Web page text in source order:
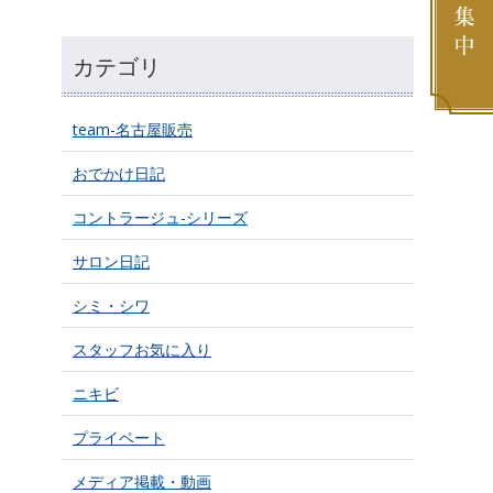
カテゴリ
team-名古屋販売
おでかけ日記
コントラージュ-シリーズ
サロン日記
シミ・シワ
スタッフお気に入り
ニキビ
プライベート
メディア掲載・動画